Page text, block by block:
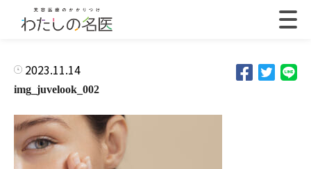
2023.11.14
img_juvelook_002